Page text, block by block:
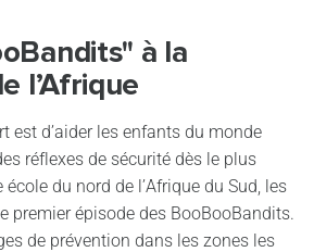
à la
l’Afrique
est d’aider les enfants du monde
réflexes de sécurité dès le plus
du nord de l’Afrique du Sud, les
premier épisode des BooBooBandits.
de prévention dans les zones les